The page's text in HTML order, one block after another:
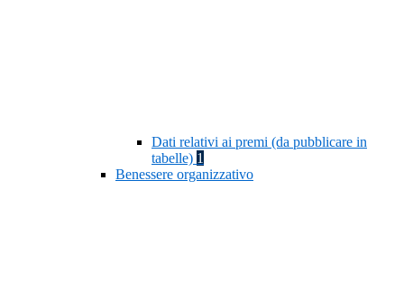
Dati relativi ai premi (da pubblicare in
tabelle) 1
Benessere organizzativo